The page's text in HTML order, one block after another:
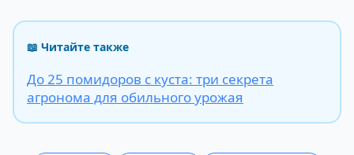
📖 Читайте также
До 25 помидоров с куста: три секрета
агронома для обильного урожая